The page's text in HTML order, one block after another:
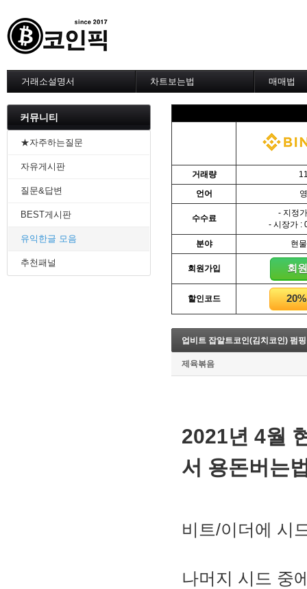
거래소설명서 차트보는법
2. 비트맥스 차트설정
5. 빗썸 차트설정
6. 트레이딩뷰
7. 크립토워치
2. 봉차트
3. 호가창,거래창
5. 고점과 저점
10. 데드크로스
--------캔들 패턴--------
1. 캔들 패턴(1)
5. 캔들 패턴(5)
--------차트 패턴--------
1. 삼각수렴 패턴
2. 쐐기형 패턴
6. 헤드 앤 숄더 패턴
7. 하모닉 패턴
10. 엘리어트 파동
매매법
3. 골든크
5. MACD
6. RSI 매
7. 볼린저
8. 피보나
9. 거래량
10. 사께
11. 엘리
12. 쌍바
13. 지지
14. 일목
15. DMI
커뮤니티
★자주하는질문
자유게시판
질문&답변
BEST게시판
유익한글 모음
추천패널
거래량
언어
수수료
- 지정
- 시장가 :
분야
현물
회원가입 회
할인코드
업비트 잡알트코인(김치코인) 펌
제육볶음
2021년 4월
서 용돈버는
비트/이더에 시
나머지 시드 중